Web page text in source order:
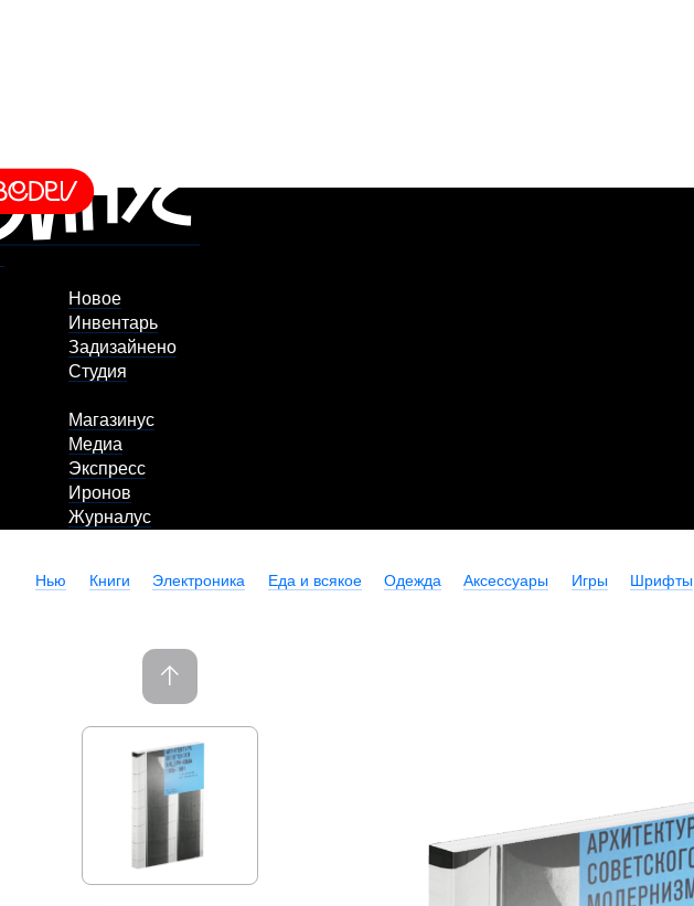
Новое
Инвентарь
Задизайнено
Студия
Магазинус
Медиа
Экспресс
Иронов
Журналус
Нью Книги Электроника Еда и всякое Одежда Аксессуары Игры Шрифты